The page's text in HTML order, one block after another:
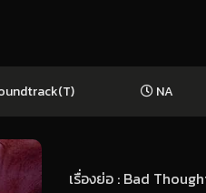
NA
เรื่องย่อ : Bad